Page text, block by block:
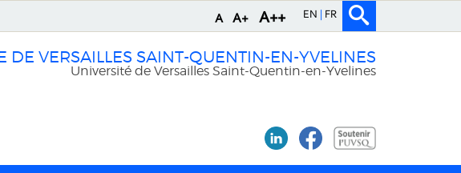
A A+ A++ EN FR
DE VERSAILLES SAINT-QUENTIN-EN-YVELINES
Université de Versailles Saint-Quentin-en-Yvelines